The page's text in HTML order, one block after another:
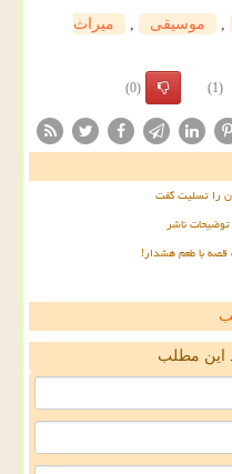
موسیقی
میراث
(1)
(0)
را تسلیت گفت
ناشر
با طعم هشدار!
این مطلب